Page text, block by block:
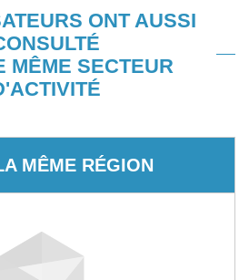
ONT AUSSI
MÊME SECTEUR
MÊME RÉGION